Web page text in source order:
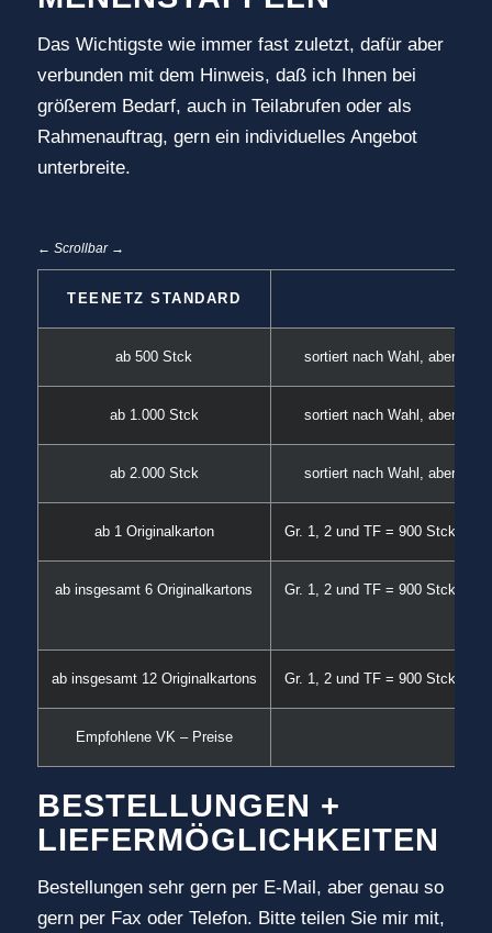
Das Wichtigste wie immer fast zuletzt, dafür aber
verbunden mit dem Hinweis, daß ich Ihnen bei
größerem Bedarf, auch in Teilabrufen oder als
Rahmenauftrag, gern ein individuelles Angebot
unterbreite.
← Scrollbar →
TEENETZ STANDARD
ab 500 Stck sortiert nach Wahl, aber
ab 1.000 Stck sortiert nach Wahl, aber
ab 2.000 Stck sortiert nach Wahl, aber
ab 1 Originalkarton Gr. 1, 2 und TF = 900 Stck –
ab insgesamt 6 Originalkartons Gr. 1, 2 und TF = 900 Stck –
ab insgesamt 12 Originalkartons Gr. 1, 2 und TF = 900 Stck –
Empfohlene VK – Preise
BESTELLUNGEN +
LIEFERMÖGLICHKEITEN
Bestellungen sehr gern per E-Mail, aber genau so
gern per Fax oder Telefon. Bitte teilen Sie mir mit,